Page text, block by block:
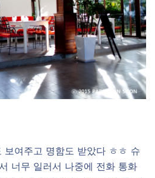
보여주고 명함도 받았다 ㅎㅎ 슈
너무 일러서 나중에 전화 통화